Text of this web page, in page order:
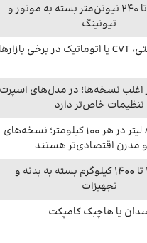
حدود 187 تا 240 نیوتن‌متر بسته به موتور و
تیونینگ
اغلب نسخه‌ها؛ در مدل‌های اسپرت
تنظیمات خاص‌تر دارد
حدود 6 تا 8 لیتر در هر 100 کیلومتر؛ نسخه‌های
مدرن اقتصادی‌تر هستند
بین 1200 تا 1400 کیلوگرم بسته به بدنه و
تجهیزات
یا هاچبک کامپکت